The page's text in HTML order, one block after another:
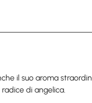
il suo aroma
di angelica.